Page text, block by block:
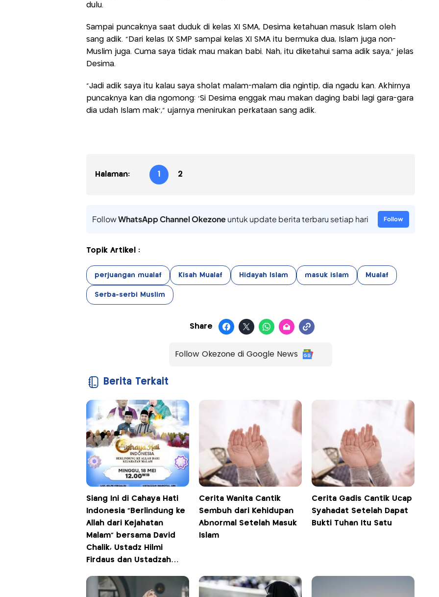
dulu.
Sampai puncaknya saat duduk di kelas XI SMA, Desima ketahuan masuk Islam oleh
sang adik. "Dari kelas IX SMP sampai kelas XI SMA itu bermuka dua, Islam juga non-
Muslim juga. Cuma saya tidak mau makan babi. Nah, itu diketahui sama adik saya," jelas
Desima.
"Jadi adik saya itu kalau saya sholat malam-malam dia ngintip, dia ngadu kan. Akhirnya
puncaknya kan dia ngomong: 'Si Desima enggak mau makan daging babi lagi gara-gara
dia udah Islam mak'," ujarnya menirukan perkataan sang adik.
Halaman: 1 2
FollowWhatsApp Channel Okezoneuntuk update berita terbaru setiap hari Follow
Topik Artikel :
perjuangan mualaf Kisah Mualaf Hidayah Islam masuk islam Mualaf
Serba-serbi Muslim
Share
Follow Okezone di Google News
Berita Terkait
Siang Ini di Cahaya Hati
Indonesia “Berlindung ke
Allah dari Kejahatan
Malam” bersama David
Chalik, Ustadz Hilmi
Firdaus dan Ustadzah
WIB di iNews
Cerita Wanita Cantik
Sembuh dari Kehidupan
Abnormal Setelah Masuk
Islam
Cerita Gadis Cantik Ucap
Syahadat Setelah Dapat
Bukti Tuhan Itu Satu